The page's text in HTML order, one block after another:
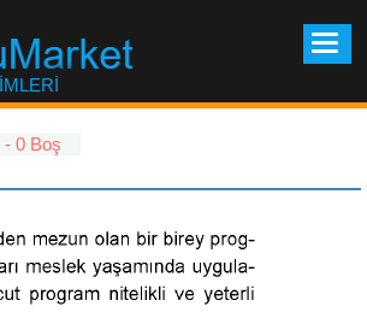
Soru
- 0 Boş